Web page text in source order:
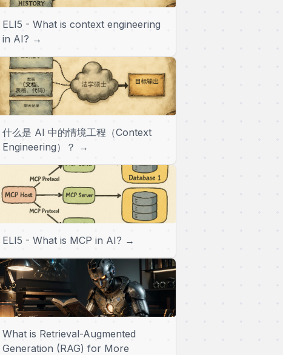
ELI5 - What is context engineering
in AI? →
什么是 AI 中的情境工程（Context
Engineering）？ →
ELI5 - What is MCP in AI? →
What is Retrieval-Augmented
Generation (RAG) for More